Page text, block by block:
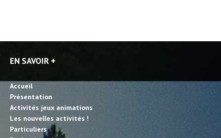
EN SAVOIR +
Accueil
Présentation
Activités jeux animations
Les nouvelles activités !
Particuliers